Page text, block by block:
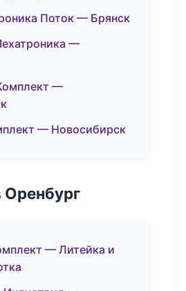
Поток — Брянск
—
—
— Новосибирск
Оренбург
— Литейка и